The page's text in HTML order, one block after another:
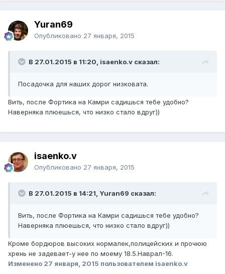
Yuran69
Опубликовано 27 января, 2015
В 27.01.2015 в 11:20, isaenko.v сказал:
Посадочка для наших дорог низковата.
Вить, после Фортика на Камри садишься тебе удобно?
Наверняка плюешься, что низко стало вдруг))
isaenko.v
Опубликовано 27 января, 2015
В 27.01.2015 в 14:21, Yuran69 сказал:
Вить, после Фортика на Камри садишься тебе удобно?
Наверняка плюешься, что низко стало вдруг))
Кроме бордюров высоких нормалек,полицейских и прочюю
хрень не задевает-у нее по моему 18.5.Наврал-16.
Изменено 27 января, 2015 пользователем isaenko.v